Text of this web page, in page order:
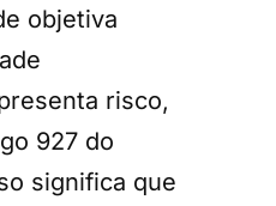
objetiva
risco,
927 do
significa que